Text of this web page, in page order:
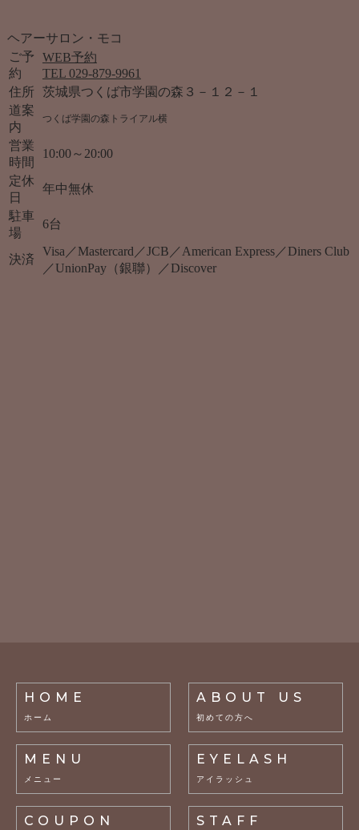
ヘアーサロン・モコ
ご予
約
WEB予約
TEL 029-879-9961
住所 茨城県つくば市学園の森３－１２－１
道案
内
つくば学園の森トライアル横
営業
時間
10:00～20:00
定休
日
年中無休
駐車
場
6台
決済
Visa／Mastercard／JCB／American Express／Diners Club
／UnionPay（銀聯）／Discover
HOME
ホーム
ABOUT US
初めての方へ
MENU
メニュー
EYELASH
アイラッシュ
COUPON STAFF